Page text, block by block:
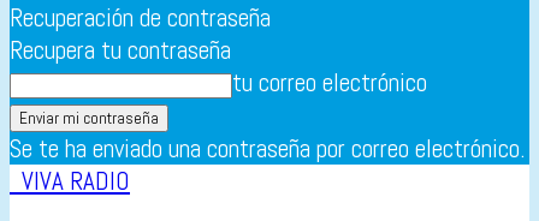
Recuperación de contraseña
Recupera tu contraseña
tu correo electrónico
Se te ha enviado una contraseña por correo electrónico.
VIVA RADIO